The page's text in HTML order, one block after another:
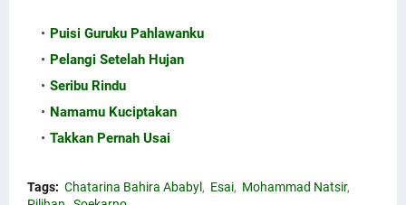
Puisi Guruku Pahlawanku
Pelangi Setelah Hujan
Seribu Rindu
Namamu Kuciptakan
Takkan Pernah Usai
Tags: Chatarina Bahira Ababyl Esai
Mohammad Natsir